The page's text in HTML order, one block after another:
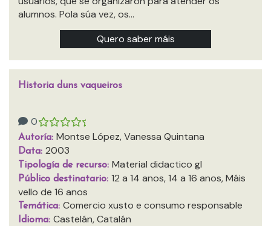
alumnos. Pola súa vez, os…
Quero saber máis
Historia duns vaqueiros
0
Autoría: Montse López, Vanessa Quintana
Data: 2003
Tipología de recurso: Material didactico gl
Público destinatario: 12 a 14 anos, 14 a 16 anos, Máis
vello de 16 anos
Temática: Comercio xusto e consumo responsable
Idioma: Castelán, Catalán